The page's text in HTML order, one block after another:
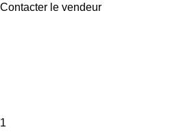
Contacter le vendeur
1